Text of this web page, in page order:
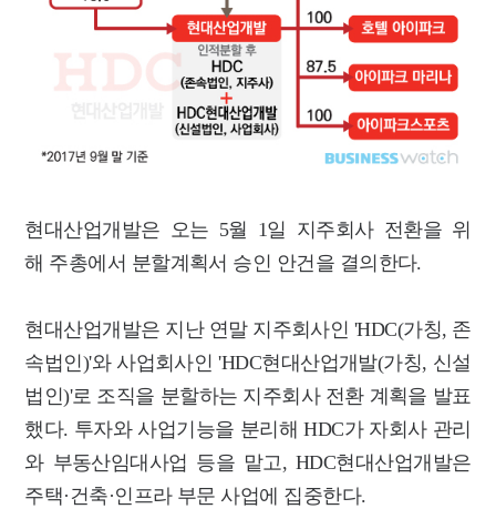
현대산업개발은 오는 5월 1일 지주회사 전환을 위
해 주총에서 분할계획서 승인 안건을 결의한다.
현대산업개발은 지난 연말 지주회사인 'HDC(가칭, 존
속법인)'와 사업회사인 'HDC현대산업개발(가칭, 신설
법인)'로 조직을 분할하는 지주회사 전환 계획을 발표
했다. 투자와 사업기능을 분리해 HDC가 자회사 관리
와 부동산임대사업 등을 맡고, HDC현대산업개발은
주택·건축·인프라 부문 사업에 집중한다.